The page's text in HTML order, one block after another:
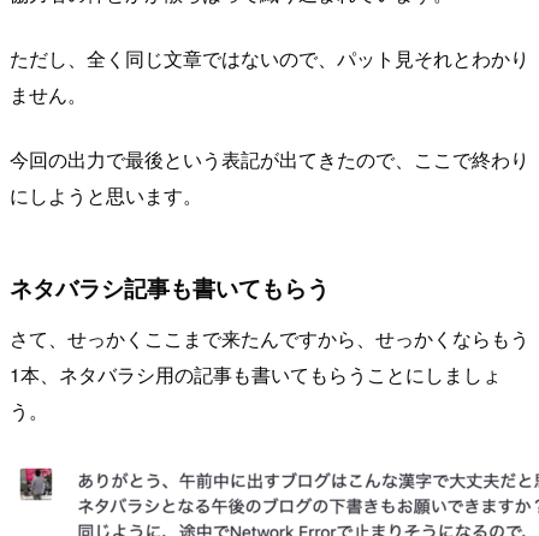
ただし、全く同じ文章ではないので、パット見それとわかり
ません。
今回の出力で最後という表記が出てきたので、ここで終わり
にしようと思います。
ネタバラシ記事も書いてもらう
さて、せっかくここまで来たんですから、せっかくならもう
1本、ネタバラシ用の記事も書いてもらうことにしましょ
う。